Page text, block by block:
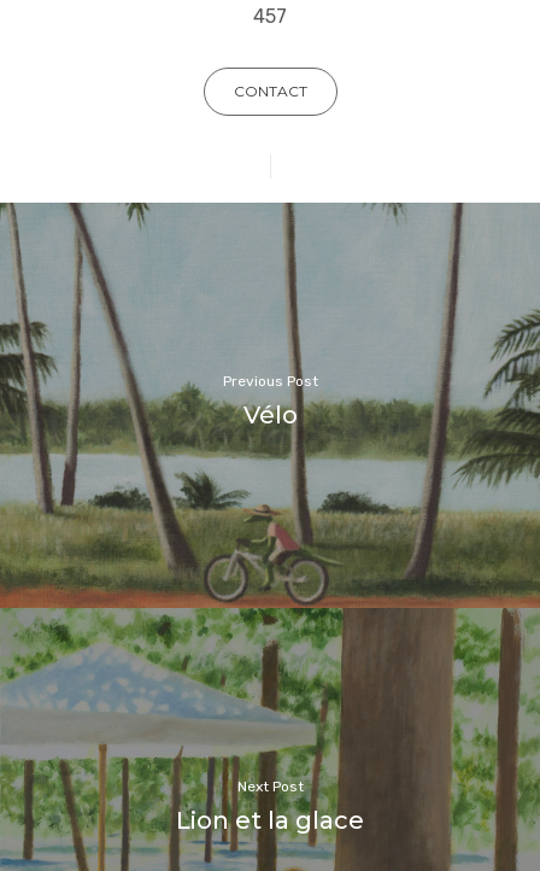
457
CONTACT
Previous Post
Vélo
Next Post
Lion et la glace